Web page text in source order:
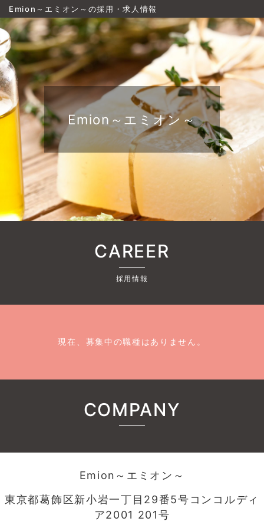
Emion～エミオン～の採用・求人情報
Emion～エミオン～
CAREER
採用情報
現在、募集中の職種はありません。
COMPANY
Emion～エミオン～
東京都葛飾区新小岩一丁目29番5号コンコルディ
ア2001 201号